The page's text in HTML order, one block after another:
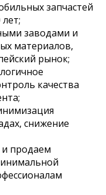
запчастей
заводами и
материалов,
рынок;
качества
снижение
продаем